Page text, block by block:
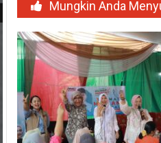
Mungkin Anda